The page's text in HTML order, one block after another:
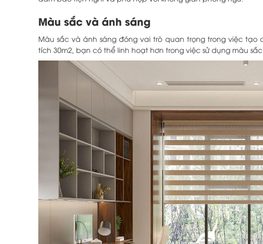
Màu sắc và ánh sáng
Màu sắc và ánh sáng đóng vai trò quan trọng trong việc
tích 30m2, bạn có thể linh hoạt hơn trong việc sử dụng màu